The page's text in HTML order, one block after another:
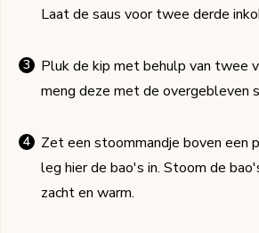
Laat de saus voor twee derde
Pluk de kip met behulp van twee
meng deze met de overgebleven
Zet een stoommandje boven een
leg hier de bao's in. Stoom de
zacht en warm.